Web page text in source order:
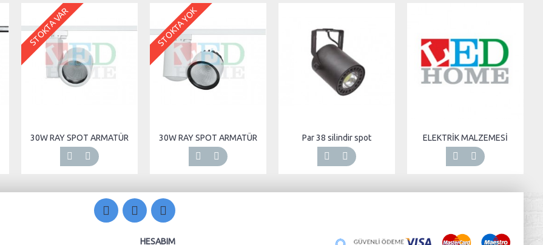
STOKTA VAR
30W RAY SPOT ARMATÜR
STOKTA YOK
30W RAY SPOT ARMATÜR Par 38 silindir spot ELEKTRİK MALZEMESİ
HESABIM